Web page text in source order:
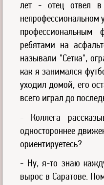
лет - отец отвел
непрофессиональном
ребятами на
называли "Сетка",
как я занимался
уходил домой, его
всего играл до
- Коллега
одностороннее
ориентируетесь?
- Ну, я-то знаю
вырос в Саратове.